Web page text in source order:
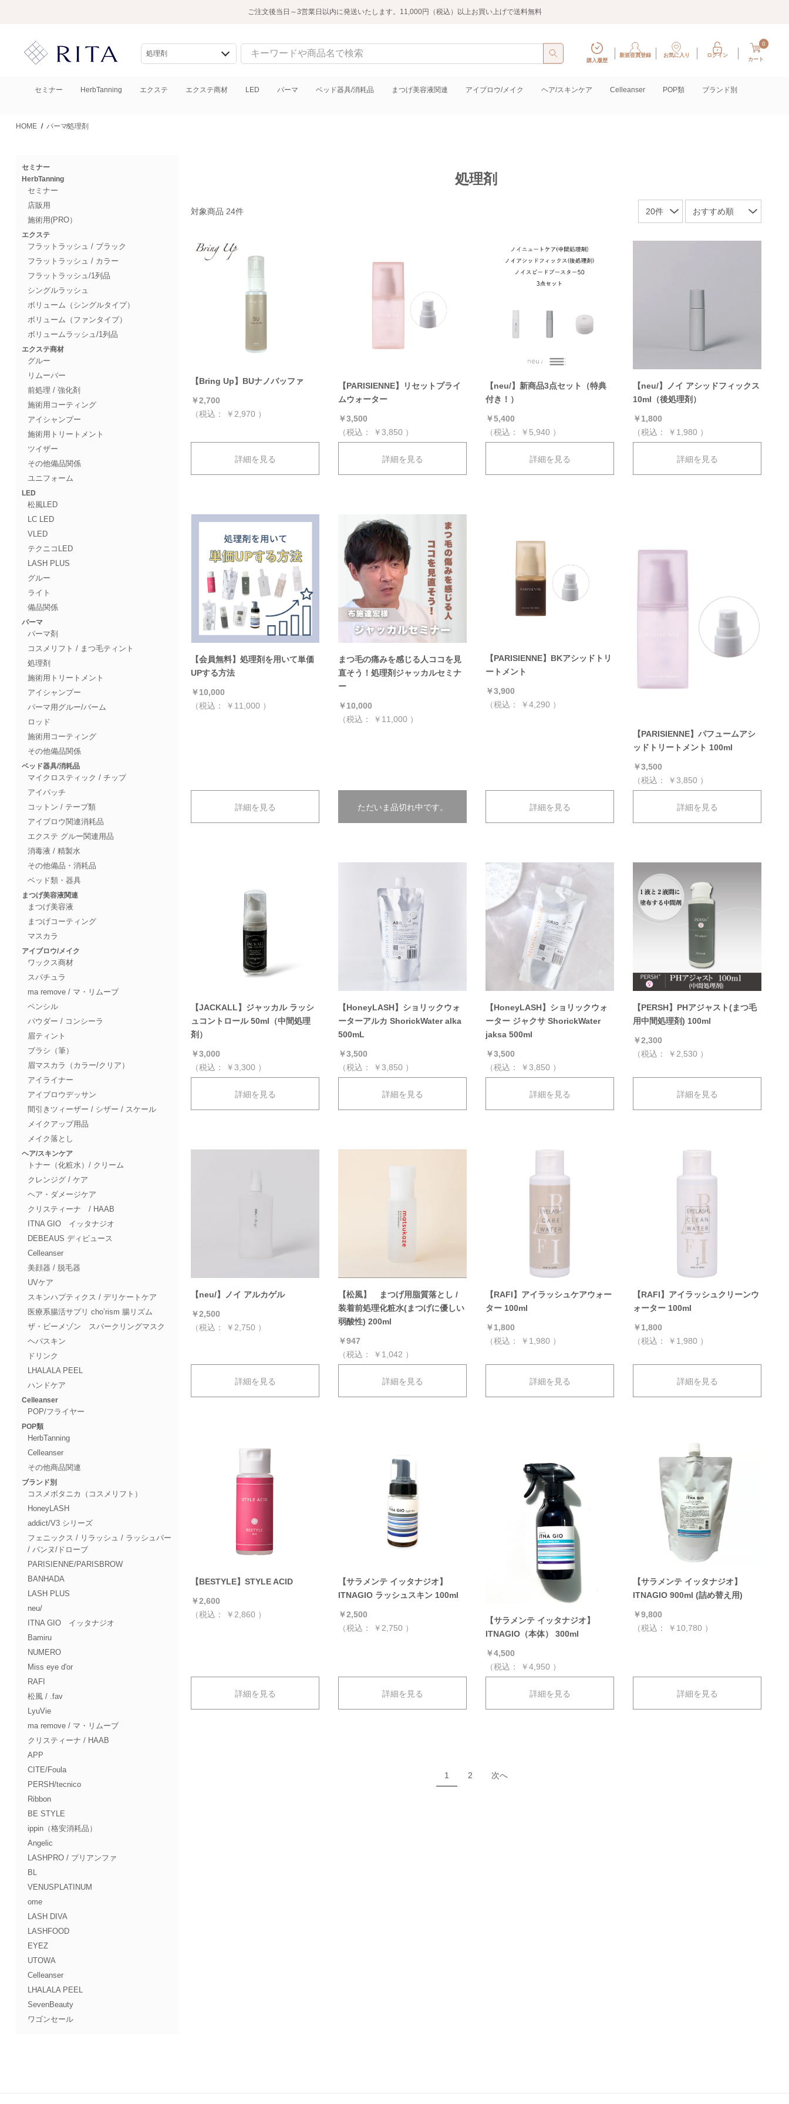
ご注文後当日～3営業日以内に発送いたします。11,000円（税込）以上お買い上げで送料無料
購入履歴
新規会員登録 お気に入り ログイン
0
カート
セミナー HerbTanning エクステ エクステ商材 LED パーマ ベッド器具/消耗品 まつげ美容液関連 アイブロウ/メイク ヘア/スキンケア Celleanser POP類 ブランド別
HOME / パーマ処理剤
セミナー
HerbTanning
セミナー
店販用
施術用(PRO）
エクステ
フラットラッシュ / ブラック
フラットラッシュ / カラー
フラットラッシュ/1列品
シングルラッシュ
ボリューム（シングルタイプ）
ボリューム（ファンタイプ）
ボリュームラッシュ/1列品
エクステ商材
グルー
リムーバー
前処理 / 強化剤
施術用コーティング
アイシャンプー
施術用トリートメント
ツイザー
その他備品関係
ユニフォーム
LED
松風LED
LC LED
VLED
テクニコLED
LASH PLUS
グルー
ライト
備品関係
パーマ
パーマ剤
コスメリフト / まつ毛ティント
処理剤
施術用トリートメント
アイシャンプー
パーマ用グルー/バーム
ロッド
施術用コーティング
その他備品関係
ベッド器具/消耗品
マイクロスティック / チップ
アイパッチ
コットン / テープ類
アイブロウ関連消耗品
エクステ グルー関連用品
消毒液 / 精製水
その他備品・消耗品
ベッド類・器具
まつげ美容液関連
まつげ美容液
まつげコーティング
マスカラ
アイブロウ/メイク
ワックス商材
スパチュラ
ma remove / マ・リムーブ
ペンシル
パウダー / コンシーラ
眉ティント
ブラシ（筆）
眉マスカラ（カラー/クリア）
アイライナー
アイブロウデッサン
間引きツィーザー / シザー / スケール
メイクアップ用品
メイク落とし
ヘア/スキンケア
トナー（化粧水）/ クリーム
クレンジグ / ケア
ヘア・ダメージケア
クリスティーナ / HAAB
ITNA GIO イッタナジオ
DEBEAUS ディビュース
Celleanser
美顔器 / 脱毛器
UVケア
スキンハプティクス / デリケートケア
医療系腸活サプリ cho’rism 腸リズム
ザ・ビーメゾン スパークリングマスク
ヘパスキン
ドリンク
LHALALA PEEL
ハンドケア
Celleanser
POP/フライヤー
POP類
HerbTanning
Celleanser
その他商品関連
ブランド別
コスメボタニカ（コスメリフト）
HoneyLASH
addict/V3 シリーズ
フェニックス / リラッシュ / ラッシュパー
/ パンヌ/ドローブ
PARISIENNE/PARISBROW
BANHADA
LASH PLUS
neu/
ITNA GIO イッタナジオ
Bamiru
NUMERO
Miss eye d'or
RAFI
松風 / .fav
LyuVie
ma remove / マ・リムーブ
クリスティーナ / HAAB
APP
CITE/Foula
PERSH/tecnico
Ribbon
BE STYLE
ippin（格安消耗品）
Angelic
LASHPRO / プリアンファ
BL
VENUSPLATINUM
ome
LASH DIVA
LASHFOOD
EYEZ
UTOWA
Celleanser
LHALALA PEEL
SevenBeauty
ワゴンセール
処理剤
対象商品 24件
【Bring Up】BUナノバッファ
￥2,700
（税込：
￥2,970 ）
詳細を見る
【PARISIENNE】リセットプライ
ムウォーター
￥3,500
（税込：
￥3,850 ）
詳細を見る
【neu/】新商品3点セット（特典
付き！）
￥5,400
（税込：
￥5,940 ）
詳細を見る
【neu/】ノイ アシッドフィックス
10ml（後処理剤）
￥1,800
（税込：
￥1,980 ）
詳細を見る
【会員無料】処理剤を用いて単価
UPする方法
￥10,000
（税込：
￥11,000 ）
詳細を見る
まつ毛の痛みを感じる人ココを見
直そう！処理剤ジャッカルセミナ
ー
￥10,000
（税込：
￥11,000 ）
ただいま品切れ中です。
【PARISIENNE】BKアシッドトリ
ートメント
￥3,900
（税込：
￥4,290 ）
詳細を見る
【PARISIENNE】パフュームアシ
ッドトリートメント 100ml
￥3,500
（税込：
￥3,850 ）
詳細を見る
【JACKALL】ジャッカル ラッシ
ュコントロール 50ml（中間処理
剤）
￥3,000
（税込：
￥3,300 ）
詳細を見る
【HoneyLASH】ショリックウォ
ーターアルカ ShorickWater alka
500mL
￥3,500
（税込：
￥3,850 ）
詳細を見る
【HoneyLASH】ショリックウォ
ーター ジャクサ ShorickWater
jaksa 500ml
￥3,500
（税込：
￥3,850 ）
詳細を見る
【PERSH】PHアジャスト(まつ毛
用中間処理剤) 100ml
￥2,300
（税込：
￥2,530 ）
詳細を見る
【neu/】ノイ アルカゲル
￥2,500
（税込：
￥2,750 ）
詳細を見る
【松風】 まつげ用脂質落とし /
装着前処理化粧水(まつげに優しい
弱酸性) 200ml
￥947
（税込：
￥1,042 ）
詳細を見る
【RAFI】アイラッシュケアウォー
ター 100ml
￥1,800
（税込：
￥1,980 ）
詳細を見る
【RAFI】アイラッシュクリーンウ
ォーター 100ml
￥1,800
（税込：
￥1,980 ）
詳細を見る
【BESTYLE】STYLE ACID
￥2,600
（税込：
￥2,860 ）
詳細を見る
【サラメンテ イッタナジオ】
ITNAGIO ラッシュスキン 100ml
￥2,500
（税込：
￥2,750 ）
詳細を見る
【サラメンテ イッタナジオ】
ITNAGIO（本体） 300ml
￥4,500
（税込：
￥4,950 ）
詳細を見る
【サラメンテ イッタナジオ】
ITNAGIO 900ml (詰め替え用)
￥9,800
（税込：
￥10,780 ）
詳細を見る
1 2 次へ